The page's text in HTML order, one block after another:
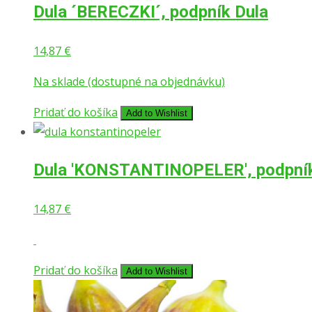
Dula ´BERECZKI´, podpník Dula
14,87 €
Na sklade (dostupné na objednávku)
Pridať do košíka
Add to Wishlist
Dula ′KONSTANTINOPELER′,
14,87 €
Pridať do košíka Add to Wishlist